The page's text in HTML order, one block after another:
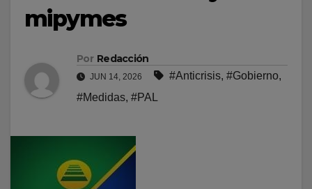
mipymes
Por Redacción
JUN 14, 2026 #Anticrisis, #Gobierno,
#Medidas, #PAL